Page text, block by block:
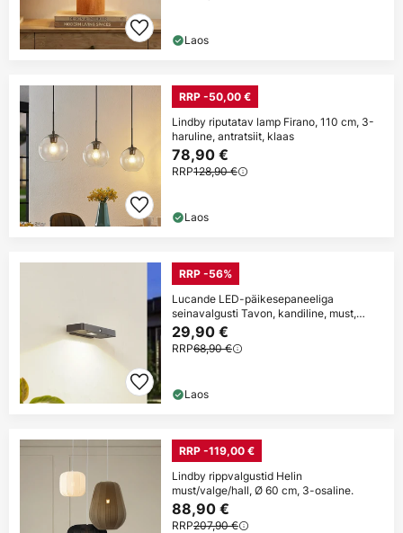
Laos
RRP -50,00 €
Lindby riputatav lamp Firano, 110 cm, 3-
haruline, antratsiit, klaas
78,90 €
RRP128,90 €
Laos
RRP -56%
Lucande LED-päikesepaneeliga
seinavalgusti Tavon, kandiline, must,
anduriga
29,90 €
RRP68,90 €
Laos
RRP -119,00 €
Lindby rippvalgustid Helin
must/valge/hall, Ø 60 cm, 3-osaline.
88,90 €
RRP207,90 €